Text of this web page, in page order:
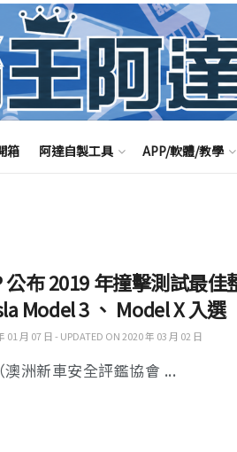
箱 阿達自製工具 APP/軟體/教學
公布 2019 年撞擊測試最佳
Model 3 、 Model X 入選
01 月 07 日 - UPDATED ON 2020 年 03 月 02 日
澳洲新車安全評鑑協會 ...